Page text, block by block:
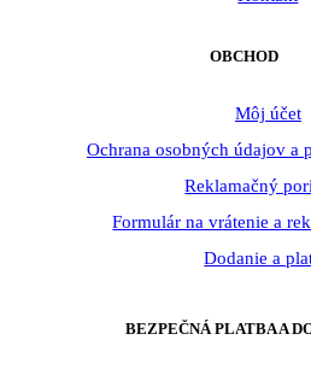
OBCHOD
Môj účet
Ochrana osobných údajov a
Reklamačný
Formulár na vrátenie a
Dodanie a
BEZPEČNÁ PLATBA A